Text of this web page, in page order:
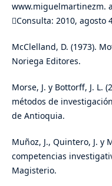
www.miguelmartinezm.
Consulta: 2010, agosto
McClelland, D. (1973).
Noriega Editores.
Morse, J. y Bottorff, J. L.
métodos de
de Antioquia.
Muñoz, J., Quintero, J. y
competencias
Magisterio.